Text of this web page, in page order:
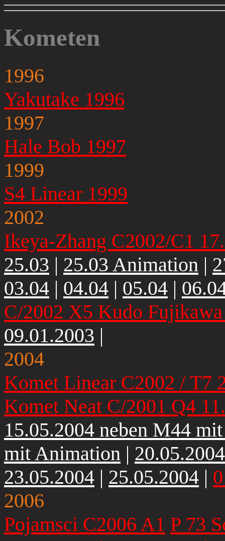
Kometen
1996
Yakutake 1996
1997
Hale Bob 1997
1999
S4 Linear 1999
2002
Ikeya-Zhang C2002/C1
25.03 | 25.03 Animation |
03.04 | 04.04 | 05.04 |
C/2002 X5 Kudo
09.01.2003 |
2004
Komet Linear C2002 / T7
Komet Neat C/2001 Q4
15.05.2004 neben M44
mit Animation |
23.05.2004 | 25.05.2004 |
2006
Pojamsci C2006 A1 P 73